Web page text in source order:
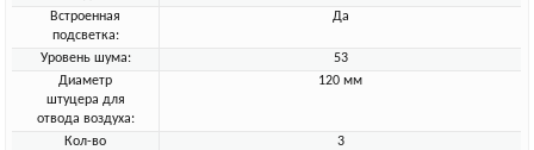
Встроенная
подсветка:
Да
Уровень шума:
53
Диаметр
штуцера для
отвода воздуха:
120 мм
Кол-во
3